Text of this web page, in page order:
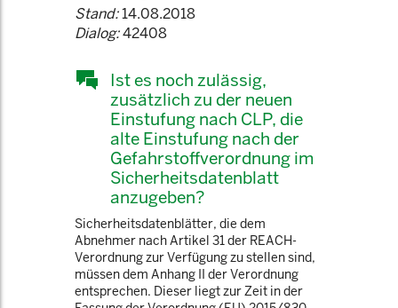
Stand:14.08.2018
Dialog:42408
Ist es noch zulässig,
zusätzlich zu der neuen
Einstufung nach CLP, die
alte Einstufung nach der
Gefahrstoffverordnung im
Sicherheitsdatenblatt
anzugeben?
Sicherheitsdatenblätter, die dem
Abnehmer nach Artikel 31 der REACH-
Verordnung zur Verfügung zu stellen sind,
müssen dem Anhang II der Verordnung
entsprechen. Dieser liegt zur Zeit in der